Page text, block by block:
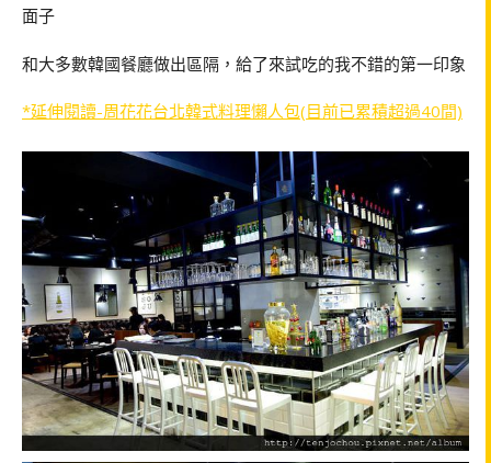
面子
和大多數韓國餐廳做出區隔，給了來試吃的我不錯的第一印象
*延伸閱讀-周花花台北韓式料理懶人包(目前已累積超過40間)